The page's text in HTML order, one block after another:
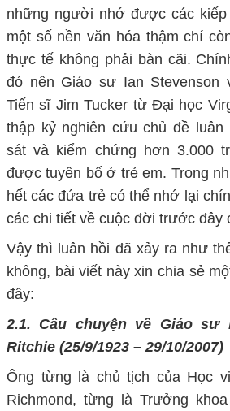
những người nhớ được các
một số nền văn hóa thậm chí
thực tế không phải bàn cãi.
đó nên Giáo sư Ian
Tiến sĩ Jim Tucker từ Đại học
thập kỷ nghiên cứu chủ đề
sát và kiểm chứng hơn 3.000
được tuyên bố ở trẻ em. Trong
hết các đứa trẻ có thể nhớ lại
các chi tiết về cuộc đời trước đây
Vậy thì luân hồi đã xảy ra như
không, bài viết này xin chia sẻ
đây:
2.1. Câu chuyện về Giáo sư
Ritchie (25/9/1923 – 29/10/2007)
Ông từng là chủ tịch của Học
Richmond, từng là Trưởng